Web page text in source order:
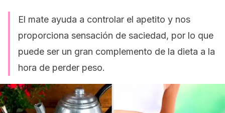
El mate ayuda a controlar el apetito y nos
proporciona sensación de saciedad, por lo que
puede ser un gran complemento de la dieta a la
hora de perder peso.